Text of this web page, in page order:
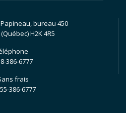
bureau 450
H2K 4R5
386-6777
frais
386-6777